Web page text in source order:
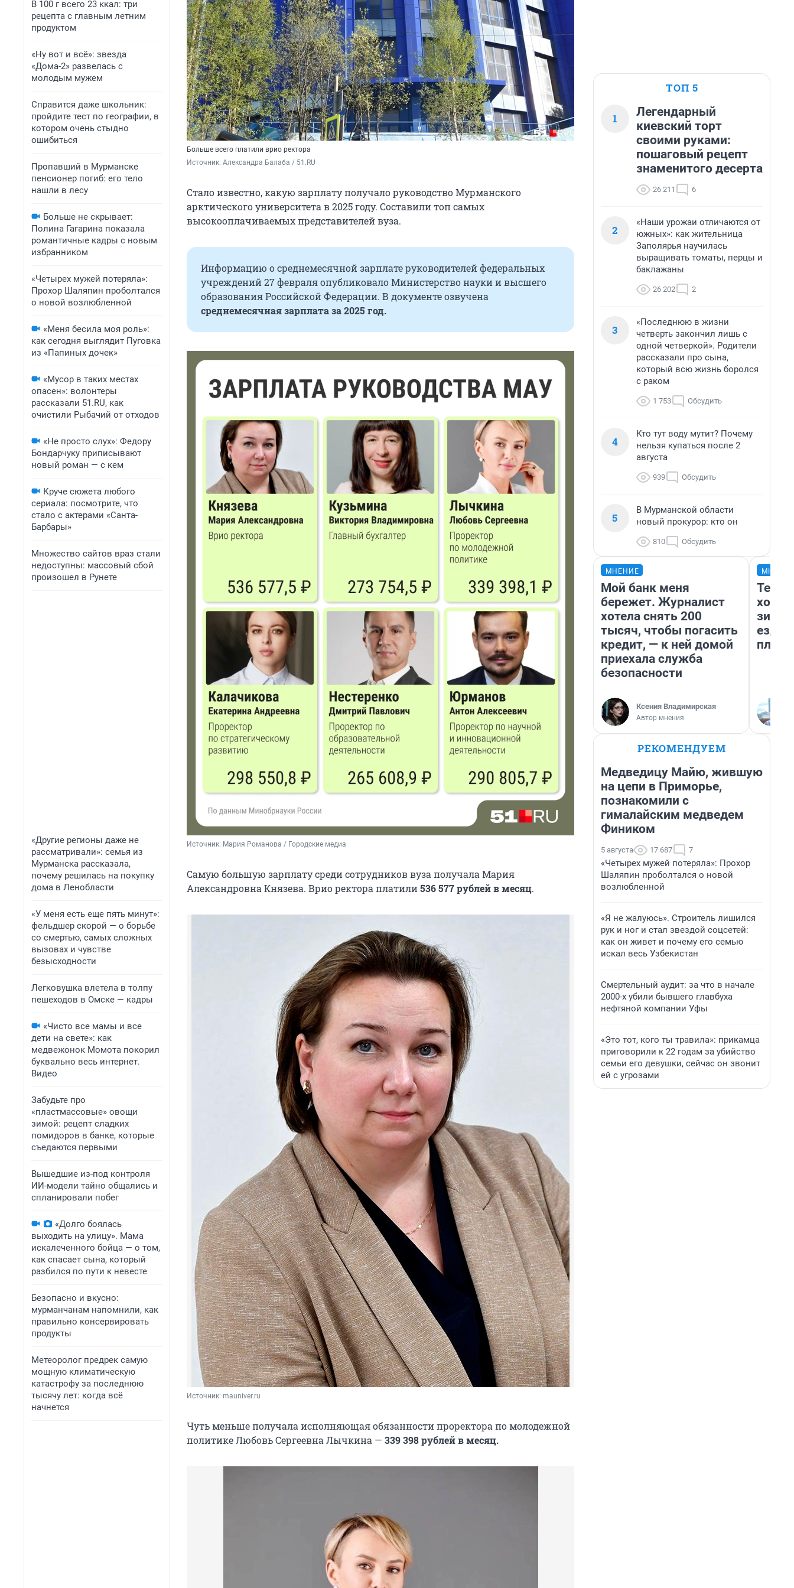
В 100 г всего 23 ккал: три
рецепта с главным летним
продуктом
«Ну вот и всё»: звезда
«Дома-2» развелась с
молодым мужем
Справится даже школьник:
пройдите тест по географии, в
котором очень стыдно
ошибиться
Пропавший в Мурманске
пенсионер погиб: его тело
нашли в лесу
Больше не скрывает:
Полина Гагарина показала
романтичные кадры с новым
избранником
«Четырех мужей потеряла»:
Прохор Шаляпин проболтался
о новой возлюбленной
«Меня бесила моя роль»:
как сегодня выглядит Пуговка
из «Папиных дочек»
«Мусор в таких местах
опасен»: волонтеры
рассказали 51.RU, как
очистили Рыбачий от отходов
«Не просто слух»: Федору
Бондарчуку приписывают
новый роман — с кем
Круче сюжета любого
сериала: посмотрите, что
стало с актерами «Санта-
Барбары»
Множество сайтов враз стали
недоступны: массовый сбой
произошел в Рунете
«Другие регионы даже не
рассматривали»: семья из
Мурманска рассказала,
почему решилась на покупку
дома в Ленобласти
«У меня есть еще пять минут»:
фельдшер скорой — о борьбе
со смертью, самых сложных
вызовах и чувстве
безысходности
Легковушка влетела в толпу
пешеходов в Омске — кадры
«Чисто все мамы и все
дети на свете»: как
медвежонок Момота покорил
буквально весь интернет.
Видео
Забудьте про
«пластмассовые» овощи
зимой: рецепт сладких
помидоров в банке, которые
съедаются первыми
Вышедшие из-под контроля
ИИ-модели тайно общались и
спланировали побег
«Долго боялась
выходить на улицу». Мама
искалеченного бойца — о том,
как спасает сына, который
разбился по пути к невесте
Безопасно и вкусно:
мурманчанам напомнили, как
правильно консервировать
продукты
Метеоролог предрек самую
мощную климатическую
катастрофу за последнюю
тысячу лет: когда всё
начнется
Больше всего платили врио ректора
Источник: Александра Балаба / 51.RU
Стало известно, какую зарплату получало руководство Мурманского
арктического университета в 2025 году. Составили топ самых
высокооплачиваемых представителей вуза.
Информацию о среднемесячной зарплате руководителей федеральных
учреждений 27 февраля опубликовало Министерство науки и высшего
образования Российской Федерации. В документе озвучена
среднемесячная зарплата за 2025 год.
Источник: Мария Романова / Городские медиа
Самую большую зарплату среди сотрудников вуза получала Мария
Александровна Князева. Врио ректора платили536 577 рублей в месяц.
Источник: mauniver.ru
Чуть меньше получала исполняющая обязанности проректора по молодежной
политике Любовь Сергеевна Лычкина — 339 398 рублей в месяц.
ТОП 5
1
Легендарный
киевский торт
своими руками:
пошаговый рецепт
знаменитого десерта
26 211 6
2
«Наши урожаи отличаются от
южных»: как жительница
Заполярья научилась
выращивать томаты, перцы и
баклажаны
26 202 2
3
«Последнюю в жизни
четверть закончил лишь с
одной четверкой». Родители
рассказали про сына,
который всю жизнь боролся
с раком
1 753 Обсудить
4
Кто тут воду мутит? Почему
нельзя купаться после 2
августа
939 Обсудить
5
В Мурманской области
новый прокурор: кто он
810 Обсудить
МНЕНИЕ
Мой банк меня
бережет. Журналист
хотела снять 200
тысяч, чтобы погасить
кредит, — к ней домой
приехала служба
безопасности
Ксения Владимирская
Автор мнения
ездит
РЕКОМЕНДУЕМ
Медведицу Майю, жившую
на цепи в Приморье,
познакомили с
гималайским медведем
Фиником
5 августа 17 687 7
«Четырех мужей потеряла»: Прохор
Шаляпин проболтался о новой
возлюбленной
«Я не жалуюсь». Строитель лишился
рук и ног и стал звездой соцсетей:
как он живет и почему его семью
искал весь Узбекистан
Смертельный аудит: за что в начале
2000-х убили бывшего главбуха
нефтяной компании Уфы
«Это тот, кого ты травила»: прикамца
приговорили к 22 годам за убийство
семьи его девушки, сейчас он звонит
ей с угрозами